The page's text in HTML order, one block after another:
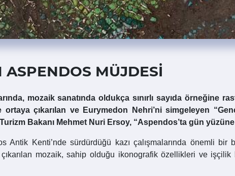
ASPENDOS MÜJDESİ
mozaik sanatında oldukça sınırlı sayıda örneğine
ortaya çıkarılan ve Eurymedon Nehri’ni simgeleyen
Bakanı Mehmet Nuri Ersoy, “Aspendos’ta gün
Antik Kenti’nde sürdürdüğü kazı çalışmalarında önemli
çıkarılan mozaik, sahip olduğu ikonografik özellikleri ve